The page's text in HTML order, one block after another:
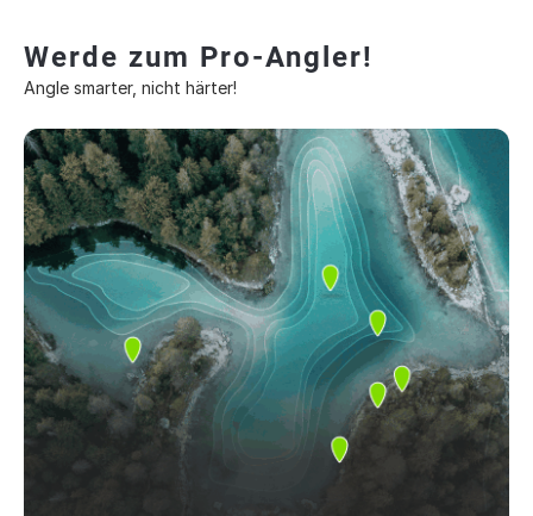
Werde zum Pro-Angler!
Angle smarter, nicht härter!